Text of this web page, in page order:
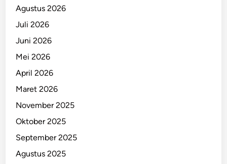
Agustus 2026
Juli 2026
Juni 2026
Mei 2026
April 2026
Maret 2026
November 2025
Oktober 2025
September 2025
Agustus 2025